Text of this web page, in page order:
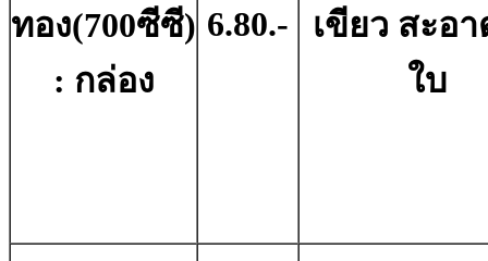
ทอง(700ซีซี)
: กล่อง
6.80.-
เขียว สะอ
ใบ